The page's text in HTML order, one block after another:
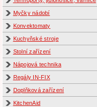
Myčky nádobí
Konvektomaty
Kuchyňské stroje
Stolní zařízení
Nápojová technika
Regály IN-FIX
Doplňková zařízení
KitchenAid